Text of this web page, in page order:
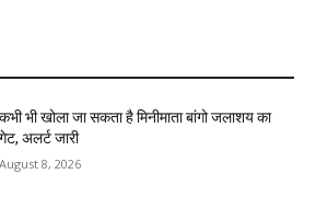
कभी भी खोला जा सकता है मिनीमाता बांगो जलाशय का
गेट, अलर्ट जारी
August 8, 2026